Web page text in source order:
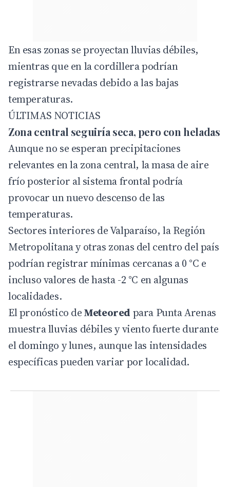
En esas zonas se proyectan lluvias débiles,
mientras que en la cordillera podrían
registrarse nevadas debido a las bajas
temperaturas.
ÚLTIMAS NOTICIAS
Zona central seguiría seca, pero con heladas
Aunque no se esperan precipitaciones
relevantes en la zona central, la masa de aire
frío posterior al sistema frontal podría
provocar un nuevo descenso de las
temperaturas.
Sectores interiores de Valparaíso, la Región
Metropolitana y otras zonas del centro del país
podrían registrar mínimas cercanas a 0 °C e
incluso valores de hasta -2 °C en algunas
localidades.
El pronóstico deMeteored para Punta Arenas
muestra lluvias débiles y viento fuerte durante
el domingo y lunes, aunque las intensidades
específicas pueden variar por localidad.